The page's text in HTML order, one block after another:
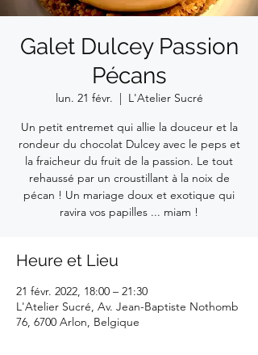
Galet Dulcey Passion
Pécans
lun. 21 févr.
  |
L'Atelier Sucré
Un petit entremet qui allie la douceur et la
rondeur du chocolat Dulcey avec le peps et
la fraicheur du fruit de la passion. Le tout
rehaussé par un croustillant à la noix de
pécan ! Un mariage doux et exotique qui
ravira vos papilles ... miam !
Heure et Lieu
21 févr. 2022, 18:00 – 21:30
L'Atelier Sucré, Av. Jean-Baptiste Nothomb
76, 6700 Arlon, Belgique